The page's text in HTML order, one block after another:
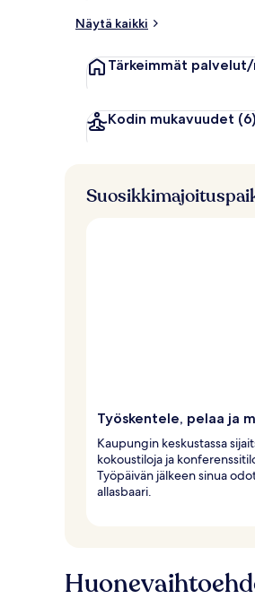
Näytä kaikki
Tärkeimmät
Kodin mukavuudet (6)
Työskentele, pelaa ja
Kaupungin keskustassa
kokoustiloja ja
Työpäivän jälkeen sinua
allasbaari.